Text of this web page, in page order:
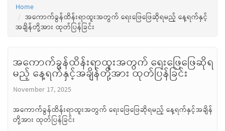
Home
အကောက်ခွန်ထိန်းရာထူးအတွက် ရေးဖြေဖြေဆိုရမည့် နေ့ရက်နှင့်
အချိန်တို့အား ထုတ်ပြန်ခြင်း
အကောက်ခွန်ထိန်းရာထူးအတွက် ရေးဖြေဖြေဆိုရ
မည့် နေ့ရက်နှင့်အချိန်တို့အား ထုတ်ပြန်ခြင်း
November 17, 2025
အကောက်ခွန်ထိန်းရာထူးအတွက် ရေးဖြေဖြေဆိုရမည့် နေ့ရက်နှင့်အချိန်
တို့အား ထုတ်ပြန်ခြင်း